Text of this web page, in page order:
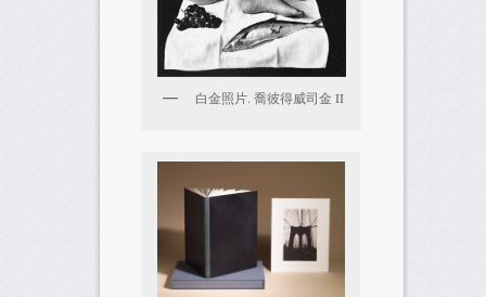
白金照片. 喬彼得威司金 II